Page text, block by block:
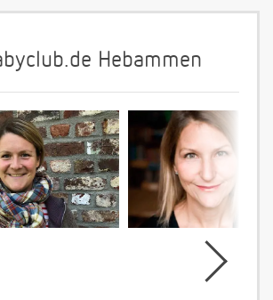
Hebammen